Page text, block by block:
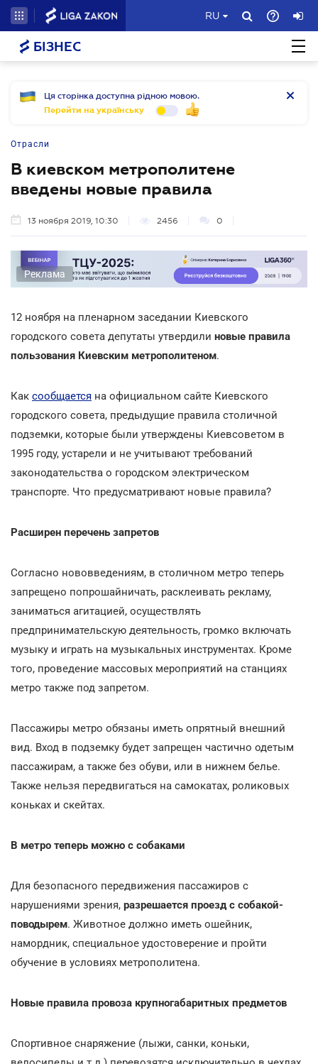
RU
БІЗНЕС
Ця сторінка доступна рідною мовою.
Перейти на українську
Отрасли
В киевском метрополитене
введены новые правила
13 ноября 2019, 10:30 2456 0
Реклама
12 ноября на пленарном заседании Киевского
городского совета депутаты утвердили новые правила
пользования Киевским метрополитеном.
Как сообщается на официальном сайте Киевского
городского совета, предыдущие правила столичной
подземки, которые были утверждены Киевсоветом в
1995 году, устарели и не учитывают требований
законодательства о городском электрическом
транспорте. Что предусматривают новые правила?
Расширен перечень запретов
Согласно нововведениям, в столичном метро теперь
запрещено попрошайничать, расклеивать рекламу,
заниматься агитацией, осуществлять
предпринимательскую деятельность, громко включать
музыку и играть на музыкальных инструментах. Кроме
того, проведение массовых мероприятий на станциях
метро также под запретом.
Пассажиры метро обязаны иметь опрятный внешний
вид. Вход в подземку будет запрещен частично одетым
пассажирам, а также без обуви, или в нижнем белье.
Также нельзя передвигаться на самокатах, роликовых
коньках и скейтах.
В метро теперь можно с собаками
Для безопасного передвижения пассажиров с
нарушениями зрения, разрешается проезд с собакой-
поводырем. Животное должно иметь ошейник,
намордник, специальное удостоверение и пройти
обучение в условиях метрополитена.
Новые правила провоза крупногабаритных предметов
Спортивное снаряжение (лыжи, санки, коньки,